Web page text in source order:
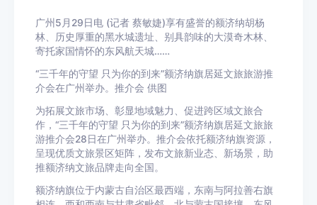
广州5月29日电 (记者 蔡敏婕)享有盛誉的额济纳胡杨
林、历史厚重的黑水城遗址、别具韵味的大漠奇木林、
寄托家国情怀的东风航天城……
“三千年的守望 只为你的到来”额济纳旗居延文旅旅游推
介会在广州举办。推介会 供图
为拓展文旅市场、彰显地域魅力、促进跨区域文旅合
作，“三千年的守望 只为你的到来”额济纳旗居延文旅旅
游推介会28日在广州举办。推介会依托额济纳旗资源，
呈现优质文旅景区矩阵，发布文旅新业态、新场景，助
推额济纳文旅品牌走向全国。
额济纳旗位于内蒙古自治区最西端，东南与阿拉善右旗